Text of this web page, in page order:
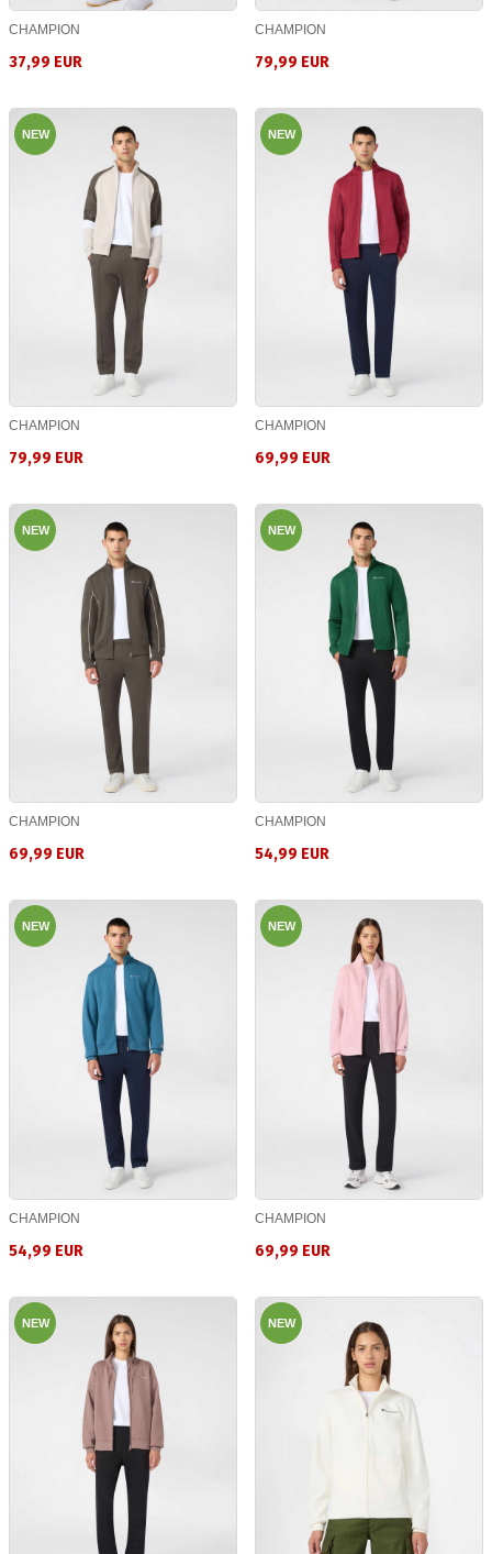
CHAMPION
37,99 EUR
CHAMPION
79,99 EUR
NEW
CHAMPION
79,99 EUR
NEW
CHAMPION
69,99 EUR
NEW
CHAMPION
69,99 EUR
NEW
CHAMPION
54,99 EUR
NEW
CHAMPION
54,99 EUR
NEW
CHAMPION
69,99 EUR
NEW NEW